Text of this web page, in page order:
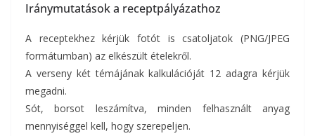
Iránymutatások a receptpályázathoz
A receptekhez kérjük fotót is csatoljatok (PNG/JPEG
formátumban) az elkészült ételekről.
A verseny két témájának kalkulációját 12 adagra kérjük
megadni.
Sót, borsot leszámítva, minden felhasznált anyag
mennyiséggel kell, hogy szerepeljen.